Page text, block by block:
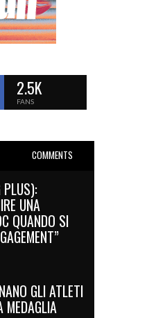
2.5K
FANS
COMMENTS
PLUS):
UNA
QUANDO SI
GLI ATLETI
MEDAGLIA